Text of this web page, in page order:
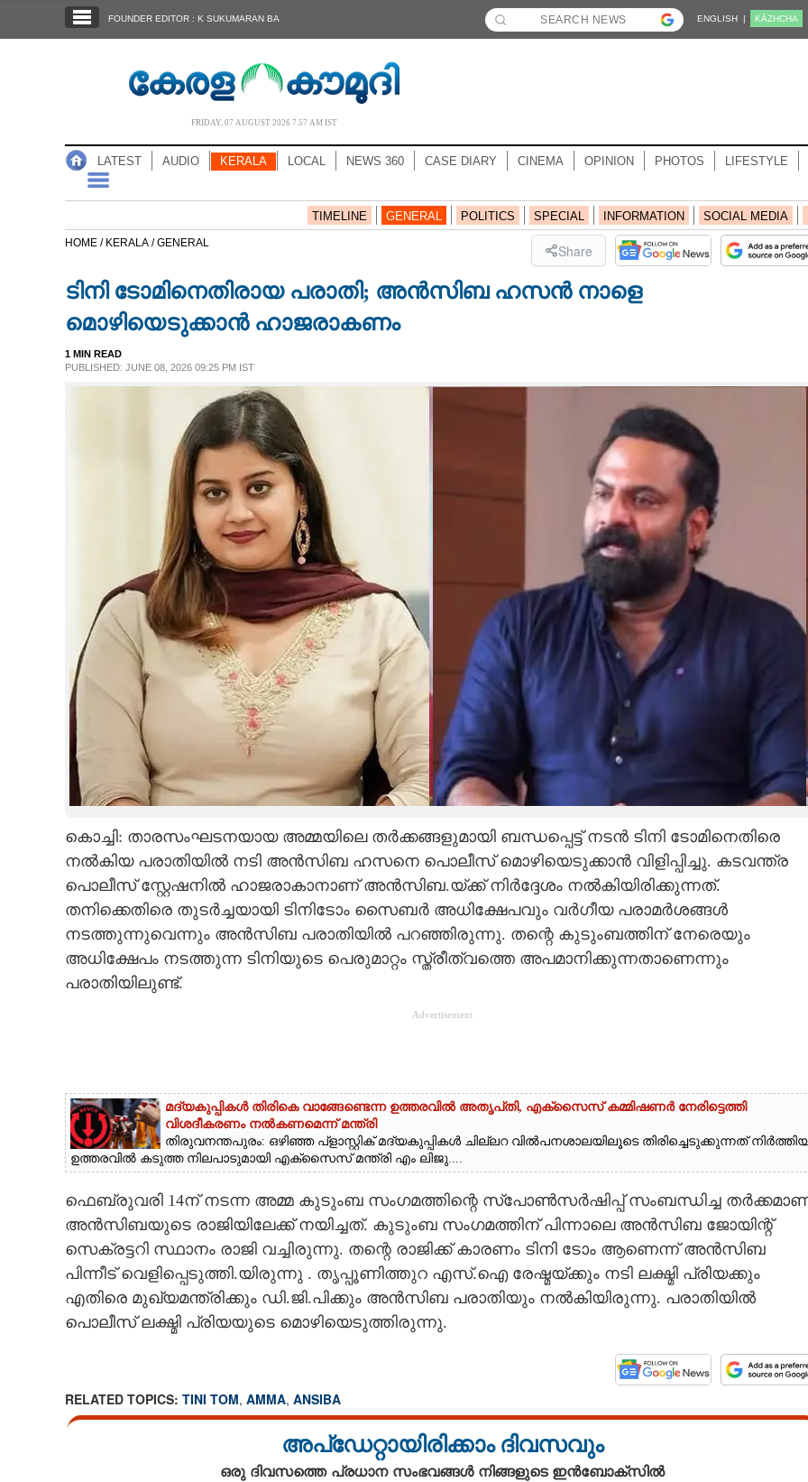
NOTIFIED NEWS
NEWS 360
CASE DIARY
CARTOONS
LITERATURE
FOUNDER EDITOR : K SUKUMARAN BA ENGLISH | KĀZHCHA
FRIDAY, 07 AUGUST 2026 7.57 AM IST
LATEST AUDIO KERALA LOCAL NEWS 360 CASE DIARY CINEMA OPINION PHOTOS LIFESTYLE
TIMELINE GENERAL POLITICS SPECIAL INFORMATION SOCIAL MEDIA
HOME / KERALA /GENERAL Share
ടിനി ടോമിനെതിരായ പരാതി; അൻസിബ ഹസൻ നാളെ
മൊഴിയെടുക്കാൻ ഹാജരാകണം
1 MIN READ
PUBLISHED: JUNE 08, 2026 09:25 PM IST
കൊച്ചി: താരസംഘടനയായ അമ്മയിലെ തർക്കങ്ങളുമായി ബന്ധപ്പെട്ട് നടൻ ടിനി ടോമിനെതിരെ
നൽകിയ പരാതിയിൽ നടി അൻസിബ ഹസനെ പൊലീസ് മൊഴിയെടുക്കാൻ വിളിപ്പിച്ചു. കടവന്ത്ര
പൊലീസ് സ്റ്റേഷനിൽ ഹാജരാകാനാണ് അൻസിബ.യ്ക്ക് നിർദ്ദേശം നൽകിയിരിക്കുന്നത്.
തനിക്കെതിരെ തുടർച്ചയായി ടിനിടോം സൈബർ അധിക്ഷേപവും വർഗീയ പരാമർശങ്ങൾ
നടത്തുന്നുവെന്നും അൻസിബ പരാതിയിൽ പറഞ്ഞിരുന്നു. തന്റെ കുടുംബത്തിന് നേരെയും
അധിക്ഷേപം നടത്തുന്ന ടിനിയുടെ പെരുമാറ്റം സ്ത്രീത്വത്തെ അപമാനിക്കുന്നതാണെന്നും
പരാതിയിലുണ്ട്.
Advertisement
മദ്യകുപ്പികൾ തിരികെ വാങ്ങേണ്ടെന്ന ഉത്തരവിൽ അതൃപ്‌തി, എക്‌സൈസ് കമ്മിഷണർ നേരിട്ടെത്തി
വിശദീകരണം നൽകണമെന്ന് മന്ത്രി
തിരുവനന്തപുരം: ഒഴിഞ്ഞ പ്‌ളാസ്റ്റിക് മദ്യകുപ്പികൾ ചില്ലറ വിൽപനശാലയിലൂടെ തിരിച്ചെടുക്കുന്നത്
ഉത്തരവിൽ കടുത്ത നിലപാടുമായി എക്‌സൈസ് മന്ത്രി എം ലിജു....
ഫെബ്രുവരി 14ന് നടന്ന അമ്മ കുടുംബ സംഗമത്തിന്റെ സ്പോൺസർഷിപ്പ് സംബന്ധിച്ച
അൻസിബയുടെ രാജിയിലേക്ക് നയിച്ചത്. കുടുംബ സംഗമത്തിന് പിന്നാലെ അൻസിബ ജോയിന്റ്
സെക്രട്ടറി സ്ഥാനം രാജി വച്ചിരുന്നു. തന്റെ രാജിക്ക് കാരണം ടിനി ടോം ആണെന്ന് അൻസിബ
പിന്നീട് വെളിപ്പെടുത്തി.യിരുന്നു . തൃപ്പൂണിത്തുറ എസ്.ഐ രേഷ്മയ്ക്കും നടി ലക്ഷ്മി പ്രിയക്കും
എതിരെ മുഖ്യമന്ത്രിക്കും ഡി.ജി.പിക്കും അൻസിബ പരാതിയും നൽകിയിരുന്നു. പരാതിയിൽ
പൊലീസ് ലക്ഷ്മി പ്രിയയുടെ മൊഴിയെടുത്തിരുന്നു.
RELATED TOPICS: TINI TOM, AMMA, ANSIBA
അപ്ഡേറ്റായിരിക്കാം ദിവസവും
ഒരു ദിവസത്തെ പ്രധാന സംഭവങ്ങൾ നിങ്ങളുടെ ഇൻബോക്സിൽ